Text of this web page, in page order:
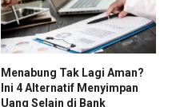
Menabung Tak Lagi Aman?
Ini 4 Alternatif Menyimpan
Uang Selain di Bank